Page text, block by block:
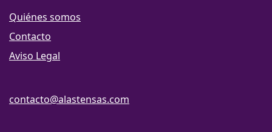
Quiénes somos
Contacto
Aviso Legal
contacto@alastensas.com